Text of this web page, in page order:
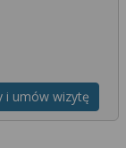
i umów wizytę